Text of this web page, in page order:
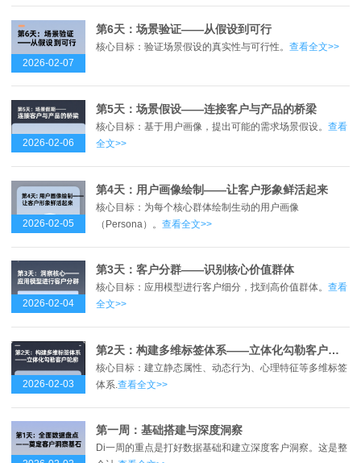
2026-02-07
第6天：场景验证——从假设到可行
核心目标：验证场景假设的真实性与可行性。 查看全文>>
2026-02-06
第5天：场景假设——连接客户与产品的桥梁
核心目标：基于用户画像，提出可能的需求场景假设。 查看
全文>>
2026-02-05
第4天：用户画像绘制——让客户形象鲜活起来
核心目标：为每个核心群体绘制生动的用户画像
（Persona）。 查看全文>>
2026-02-04
第3天：客户分群——识别核心价值群体
核心目标：应用模型进行客户细分，找到高价值群体。 查看
全文>>
2026-02-03
第2天：构建多维标签体系——立体化勾勒客户轮廓
核心目标：建立静态属性、动态行为、心理特征等多维标签
体系.查看全文>>
第一周：基础搭建与深度洞察
Di一周的重点是打好数据基础和建立深度客户洞察。这是整